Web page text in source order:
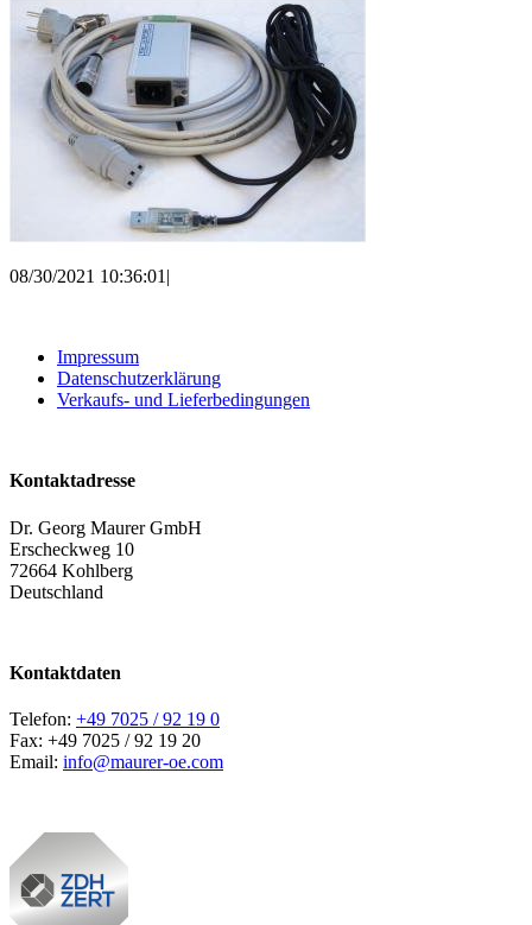
08/30/2021 10:36:01|
Impressum
Datenschutzerklärung
Verkaufs- und Lieferbedingungen
Kontaktadresse
Dr. Georg Maurer GmbH
Erscheckweg 10
72664 Kohlberg
Deutschland
Kontaktdaten
Telefon: +49 7025 / 92 19 0
Fax: +49 7025 / 92 19 20
Email: info@maurer-oe.com